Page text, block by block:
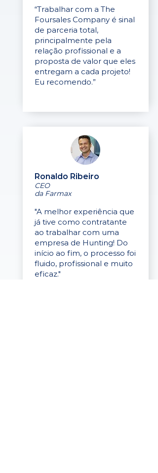
“Trabalhar com a The
Foursales Company é sinal
de parceria total,
principalmente pela
relação profissional e a
proposta de valor que eles
entregam a cada projeto!
Eu recomendo.”
Ronaldo Ribeiro
CEO
da Farmax
"A melhor experiência que
já tive como contratante
ao trabalhar com uma
empresa de Hunting! Do
início ao fim, o processo foi
fluido, profissional e muito
eficaz."